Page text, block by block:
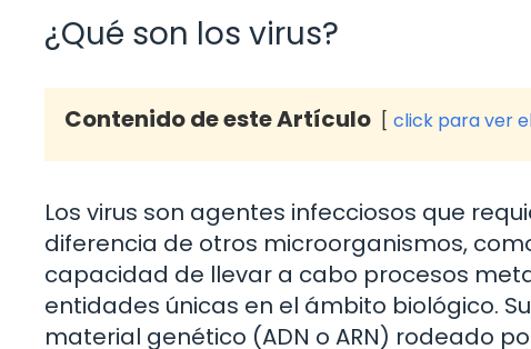
¿Qué son los virus?
Contenido de este Artículo click para ver
Los virus son agentes infecciosos que
diferencia de otros microorganismos,
capacidad de llevar a cabo procesos
entidades únicas en el ámbito biológico.
material genético (ADN o ARN) rodeado